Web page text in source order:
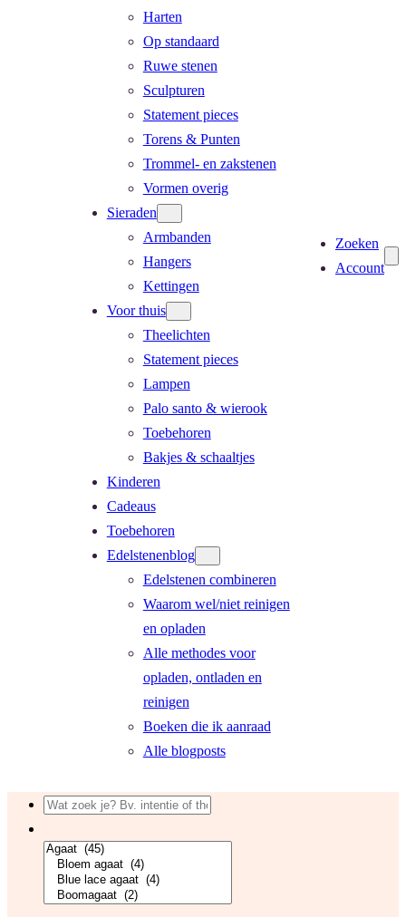
Harten
Op standaard
Ruwe stenen
Sculpturen
Statement pieces
Torens & Punten
Trommel- en zakstenen
Vormen overig
Sieraden
Armbanden
Hangers
Kettingen
Voor thuis
Theelichten
Statement pieces
Lampen
Palo santo & wierook
Toebehoren
Bakjes & schaaltjes
Kinderen
Cadeaus
Toebehoren
Edelstenenblog
Edelstenen combineren
Waarom wel/niet reinigen
en opladen
Alle methodes voor
opladen, ontladen en
reinigen
Boeken die ik aanraad
Alle blogposts
Zoeken
Account